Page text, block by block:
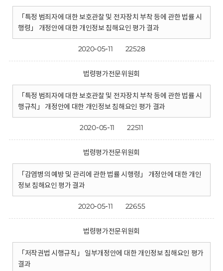
「특정 범죄자에 대한 보호관찰 및 전자장치 부착 등에 관한 법률 시
행령」 개정안에 대한 개인정보 침해요인 평가 결과
2020-05-11 22528
법령평가전문위원회
「특정 범죄자에 대한 보호관찰 및 전자장치 부착 등에 관한 법률 시
행규칙」 개정안에 대한 개인정보 침해요인 평가 결과
2020-05-11 22511
법령평가전문위원회
「감염병의 예방 및 관리에 관한 법률 시행령」 개정안에 대한 개인
정보 침해요인 평가 결과
2020-05-11 22655
법령평가전문위원회
「저작권법 시행규칙」 일부개정안에 대한 개인정보 침해요인 평가
결과